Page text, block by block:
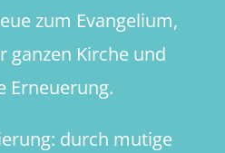
zum Evangelium,
ganzen Kirche und
Erneuerung.
durch mutige